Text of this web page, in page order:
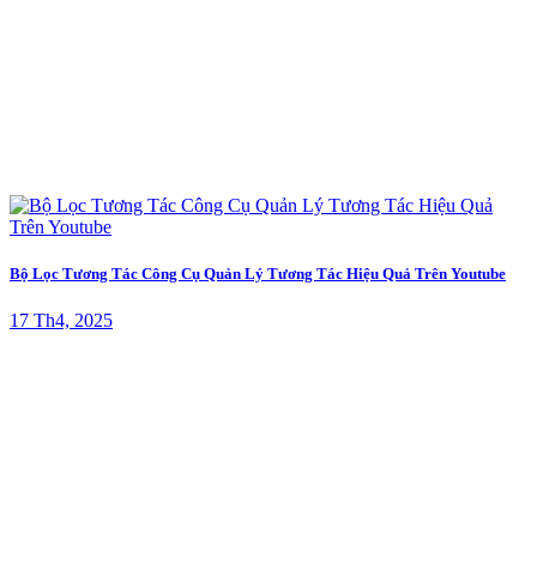
Bộ Lọc Tương Tác Công Cụ Quản Lý Tương Tác Hiệu Quả Trên Youtube
17 Th4, 2025